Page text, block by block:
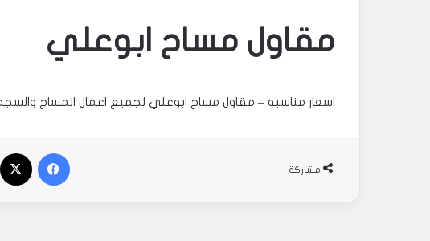
مقاول مساح ابوعلي
اسعار مناسبه – مقاول مساح ابوعلي لجميع اعمال المساح
مشاركة
فيسبوك